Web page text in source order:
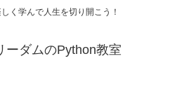
く学んで人生を切り開こう！
ーダムのPython教室